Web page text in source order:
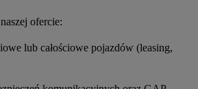
ofercie:
lub całościowe pojazdów (leasing,